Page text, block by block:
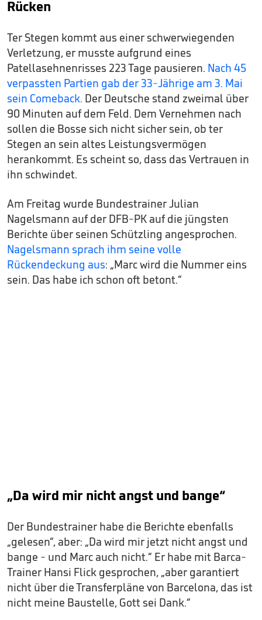
Rücken
Ter Stegen kommt aus einer schwerwiegenden
Verletzung, er musste aufgrund eines
Patellasehnenrisses 223 Tage pausieren. Nach 45
verpassten Partien gab der 33-Jährige am 3. Mai
sein Comeback. Der Deutsche stand zweimal über
90 Minuten auf dem Feld. Dem Vernehmen nach
sollen die Bosse sich nicht sicher sein, ob ter
Stegen an sein altes Leistungsvermögen
herankommt. Es scheint so, dass das Vertrauen in
ihn schwindet.
Am Freitag wurde Bundestrainer Julian
Nagelsmann auf der DFB-PK auf die jüngsten
Berichte über seinen Schützling angesprochen.
Nagelsmann sprach ihm seine volle
Rückendeckung aus: „Marc wird die Nummer eins
sein. Das habe ich schon oft betont.“
„Da wird mir nicht angst und bange“
Der Bundestrainer habe die Berichte ebenfalls
„gelesen“, aber: „Da wird mir jetzt nicht angst und
bange - und Marc auch nicht.“ Er habe mit Barca-
Trainer Hansi Flick gesprochen, „aber garantiert
nicht über die Transferpläne von Barcelona, das ist
nicht meine Baustelle, Gott sei Dank.“